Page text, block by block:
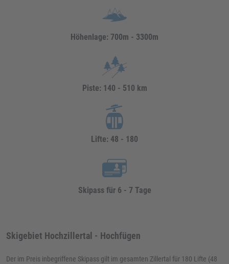
Höhenlage: 700m - 3300m
Piste: 140 - 510 km
Lifte: 48 - 180
Skipass für 6 - 7 Tage
Skigebiet Hochzillertal - Hochfügen
Der im Preis inbegriffene Skipass gilt im gesamten Zillertal für 180 Lifte (48